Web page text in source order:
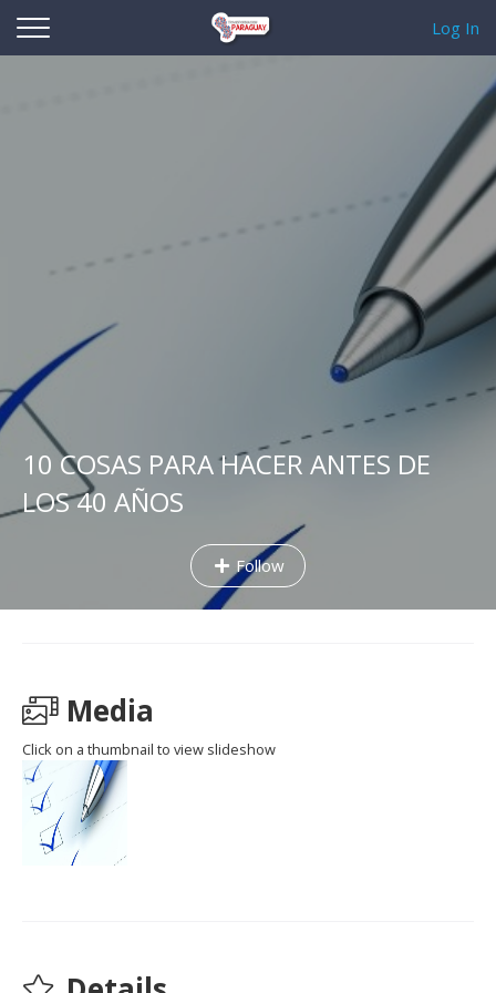
Log In
10 COSAS PARA HACER ANTES DE
LOS 40 AÑOS
Follow
Media
Click on a thumbnail to view slideshow